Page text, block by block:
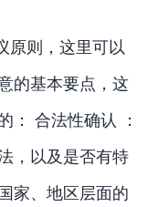
原则，这里可以
的基本要点，这
： 合法性确认 ：
，以及是否有特
家、地区层面的